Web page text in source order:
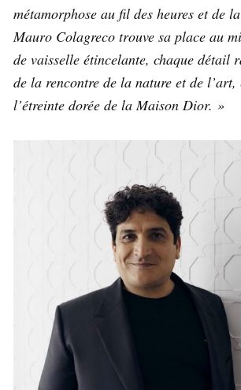
métamorphose au fil des heures et de
Mauro Colagreco trouve sa place au
de vaisselle étincelante, chaque détail
de la rencontre de la nature et de l’art,
l’étreinte dorée de la Maison Dior. »